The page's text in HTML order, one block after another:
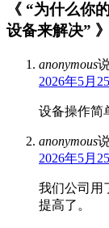
《 “为什么你
设备来解决”
anonymous
2026年5月
设备操作简
anonymous
2026年5月
我们公司用
提高了。